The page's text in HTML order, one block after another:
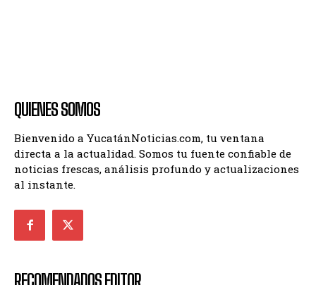
QUIENES SOMOS
Bienvenido a YucatánNoticias.com, tu ventana
directa a la actualidad. Somos tu fuente confiable de
noticias frescas, análisis profundo y actualizaciones
al instante.
RECOMENDADOS EDITOR